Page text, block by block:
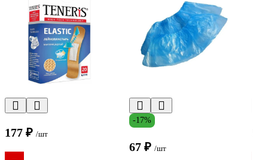
177 ₽ /шт
-17%
67 ₽ /шт